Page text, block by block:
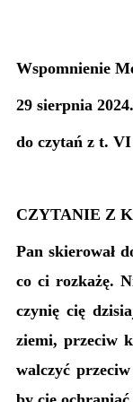
Wspomnienie
29 sierpnia
do czytań z t.
CZYTANIE Z
Pan skierował
co ci rozkażę.
czynię cię
ziemi, przeciw
walczyć